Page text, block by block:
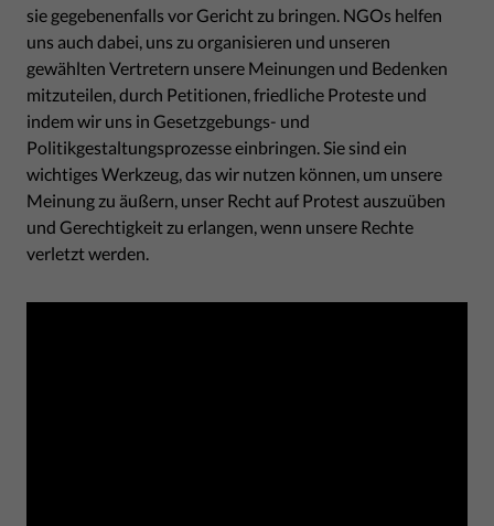
sie gegebenenfalls vor Gericht zu bringen. NGOs helfen
uns auch dabei, uns zu organisieren und unseren
gewählten Vertretern unsere Meinungen und Bedenken
mitzuteilen, durch Petitionen, friedliche Proteste und
indem wir uns in Gesetzgebungs- und
Politikgestaltungsprozesse einbringen. Sie sind ein
wichtiges Werkzeug, das wir nutzen können, um unsere
Meinung zu äußern, unser Recht auf Protest auszuüben
und Gerechtigkeit zu erlangen, wenn unsere Rechte
verletzt werden.